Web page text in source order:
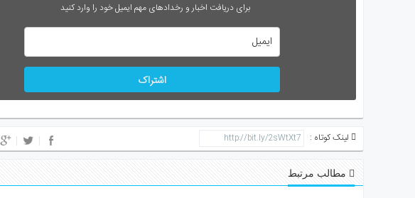
برای دریافت اخبار و رخدادهای مهم ایمیل خود را وارد کنید
اشتراک
لینک کوتاه :
مطالب مرتبط